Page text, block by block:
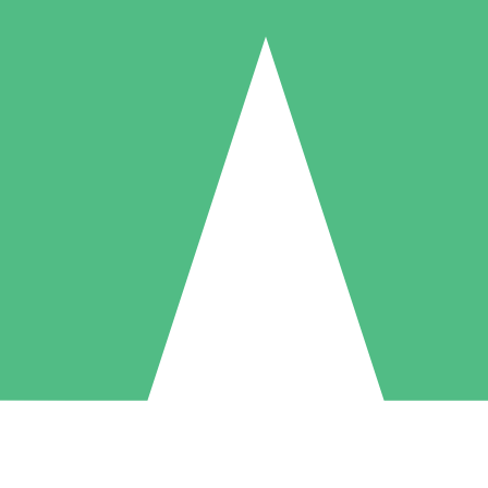
Individuele Creditpakketten
per gebruik met downloadtegoeden. Geen maandelijkse verplichting
5 Downloaden
US$